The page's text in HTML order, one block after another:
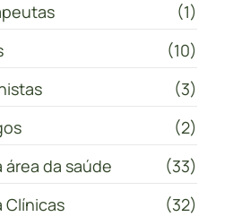
(1)
(10)
(3)
(2)
da saúde
(33)
Clínicas
(32)